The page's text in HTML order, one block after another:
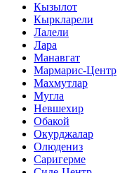
Кызылот
Кыркларели
Лалели
Лара
Манавгат
Мармарис-Центр
Махмутлар
Мугла
Невшехир
Обакой
Окурджалар
Олюдениз
Саригерме